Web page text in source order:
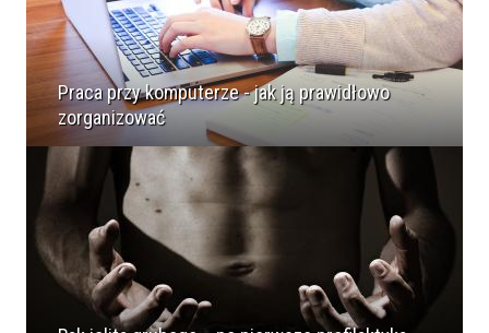
Praca przy komputerze - jak ją prawidłowo
zorganizować